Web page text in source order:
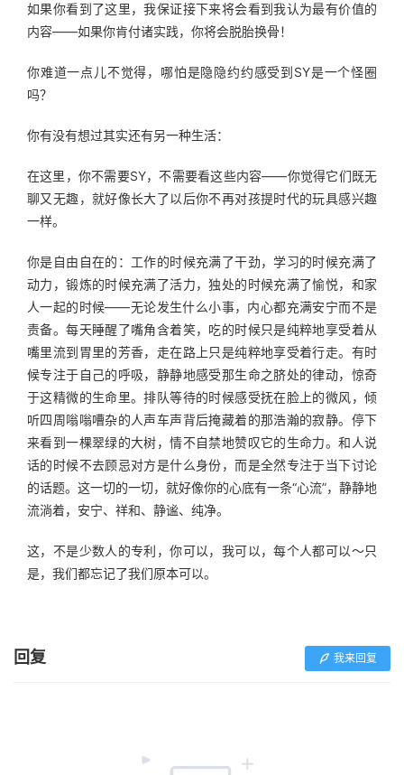
如果你看到了这里，我保证接下来将会看到我认为最有价值的
内容——如果你肯付诸实践，你将会脱胎换骨！
你难道一点儿不觉得，哪怕是隐隐约约感受到SY是一个怪圈
吗？
你有没有想过其实还有另一种生活：
在这里，你不需要SY，不需要看这些内容——你觉得它们既无
聊又无趣，就好像长大了以后你不再对孩提时代的玩具感兴趣
一样。
你是自由自在的：工作的时候充满了干劲，学习的时候充满了
动力，锻炼的时候充满了活力，独处的时候充满了愉悦，和家
人一起的时候——无论发生什么小事，内心都充满安宁而不是
责备。每天睡醒了嘴角含着笑，吃的时候只是纯粹地享受着从
嘴里流到胃里的芳香，走在路上只是纯粹地享受着行走。有时
候专注于自己的呼吸，静静地感受那生命之脐处的律动，惊奇
于这精微的生命里。排队等待的时候感受抚在脸上的微风，倾
听四周嗡嗡嘈杂的人声车声背后掩藏着的那浩瀚的寂静。停下
来看到一棵翠绿的大树，情不自禁地赞叹它的生命力。和人说
话的时候不去顾忌对方是什么身份，而是全然专注于当下讨论
的话题。这一切的一切，就好像你的心底有一条“心流”，静静地
流淌着，安宁、祥和、静谧、纯净。
这，不是少数人的专利，你可以，我可以，每个人都可以～只
是，我们都忘记了我们原本可以。
回复 我来回复